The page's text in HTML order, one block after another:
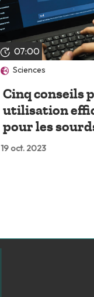
07:00
Sciences
Cinq conseils
utilisation
pour les
19 oct. 2023